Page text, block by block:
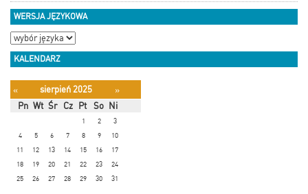
WERSJA JĘZYKOWA
KALENDARZ
« sierpień 2025
»
Pn Wt Śr Cz Pt So Ni
1 2
3
4
5 6 7 8 9
10
11
12 13 14 15 16
17
18
19 20 21 22 23
24
25
26 27 28 29 30 31